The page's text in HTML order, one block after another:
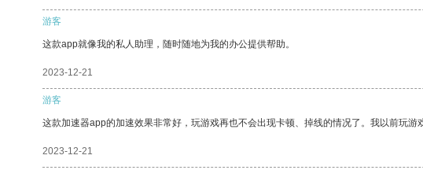
游客
这款app就像我的私人助理，随时随地为我的办公提供帮助。
2023-12-21
游客
这款加速器app的加速效果非常好，玩游戏再也不会出现卡顿、掉线的情况了。我以前玩游
2023-12-21